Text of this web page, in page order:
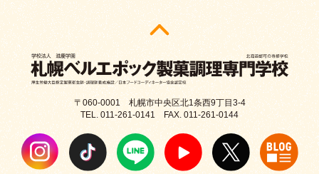
〒060-0001 札幌市中央区北1条西9丁目3-4
TEL. 011-261-0141 FAX. 011-261-0144